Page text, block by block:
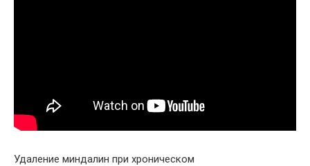
Удаление миндалин при хроническом